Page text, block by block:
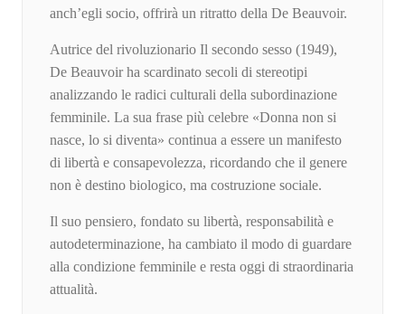
anch’egli socio, offrirà un ritratto della De Beauvoir.
Autrice del rivoluzionario Il secondo sesso (1949),
De Beauvoir ha scardinato secoli di stereotipi
analizzando le radici culturali della subordinazione
femminile. La sua frase più celebre «Donna non si
nasce, lo si diventa» continua a essere un manifesto
di libertà e consapevolezza, ricordando che il genere
non è destino biologico, ma costruzione sociale.
Il suo pensiero, fondato su libertà, responsabilità e
autodeterminazione, ha cambiato il modo di guardare
alla condizione femminile e resta oggi di straordinaria
attualità.